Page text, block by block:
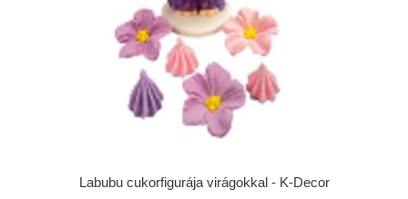
Labubu cukorfigurája virágokkal - K-Decor